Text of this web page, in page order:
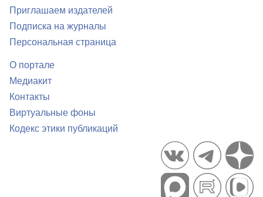
Приглашаем издателей
Подписка на журналы
Персональная страница
О портале
Медиакит
Контакты
Виртуальные фоны
Кодекс этики публикаций